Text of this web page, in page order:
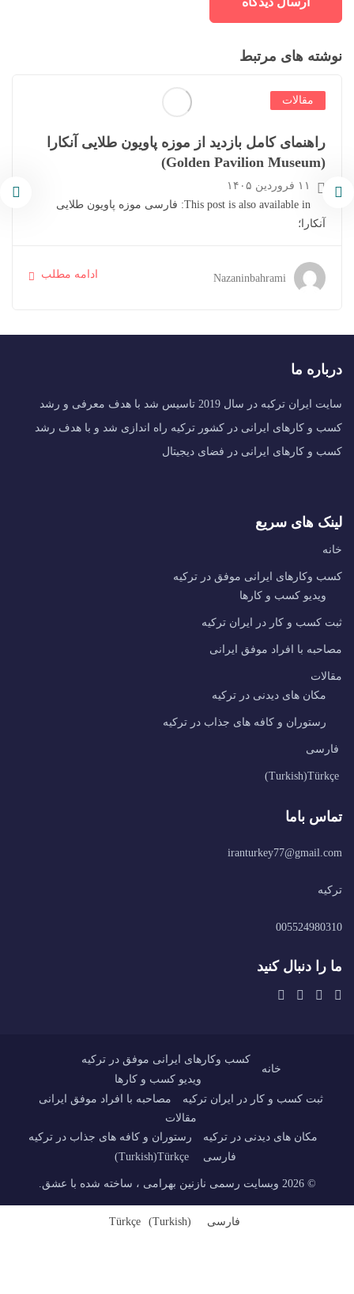
نوشته های مرتبط
مقالات
راهنمای کامل بازدید از موزه پاویون طلایی آنکارا
(Golden Pavilion Museum)
۱۱ فروردین ۱۴۰۵
This post is also available in: فارسی موزه پاویون طلایی
آنکارا؛
Nazaninbahrami ادامه مطلب
درباره ما
سایت ایران ترکبه در سال 2019 تاسیس شد با هدف معرفی و رشد
کسب و کارهای ایرانی در کشور ترکیه راه اندازی شد و با هدف رشد
کسب و کارهای ایرانی در فضای دیجیتال
لینک های سریع
خانه
کسب وکارهای ایرانی موفق در ترکیه
ویدیو کسب و کارها
ثبت کسب و کار در ایران ترکیه
مصاحبه با افراد موفق ایرانی
مقالات
مکان های دیدنی در ترکیه
رستوران و کافه های جذاب در ترکیه
فارسی
Türkçe
(
Turkish
)
تماس باما
iranturkey77@gmail.com
ترکیه
005524980310
ما را دنبال کنید
خانه
کسب وکارهای ایرانی موفق در ترکیه
ویدیو کسب و کارها
ثبت کسب و کار در ایران ترکیه
مصاحبه با افراد موفق ایرانی
مقالات
مکان های دیدنی در ترکیه
رستوران و کافه های جذاب در ترکیه
فارسی
Türkçe
(
Turkish
)
© 2026 وبسایت رسمی نازنین بهرامی ، ساخته شده با عشق.
فارسی Türkçe (Turkish)